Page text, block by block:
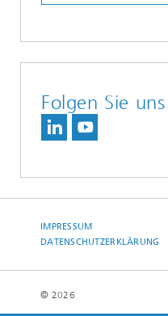
Folgen Sie uns
IMPRESSUM
DATENSCHUTZERKLÄRUNG
© 2026